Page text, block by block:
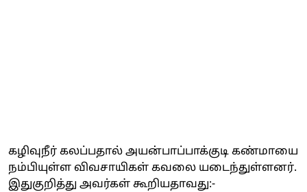
கழிவுநீர் கலப்பதால் அயன்பாப்பாக்குடி கண்மாயை
நம்பியுள்ள விவசாயிகள் கவலை யடைந்துள்ளனர்.
இதுகுறித்து அவர்கள் கூறியதாவது:-